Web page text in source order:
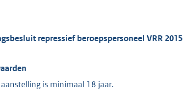
repressief beroepspersoneel VRR 2015
is minimaal 18 jaar.